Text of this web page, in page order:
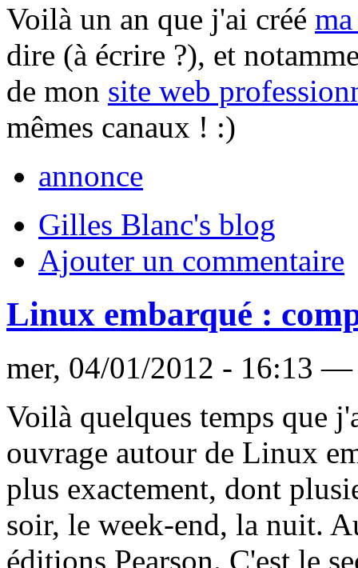
Voilà un an que j'ai créé
dire (à écrire ?), et
de mon site web
mêmes canaux ! :)
annonce
Gilles Blanc's blog
Ajouter un commentaire
Linux embarqué :
mer, 04/01/2012 - 16:13
Voilà quelques temps que
ouvrage autour de Linux
plus exactement, dont
soir, le week-end, la nuit.
éditions Pearson. C'est le